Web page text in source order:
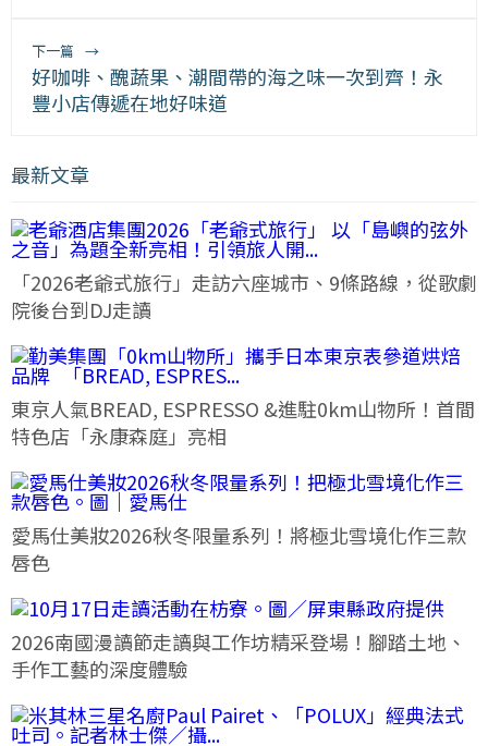
下一篇 →
好咖啡、醜蔬果、潮間帶的海之味一次到齊！永
豐小店傳遞在地好味道
最新文章
「2026老爺式旅行」走訪六座城市、9條路線，從歌劇
院後台到DJ走讀
東京人氣BREAD, ESPRESSO &進駐0km山物所！首間
特色店「永康森庭」亮相
愛馬仕美妝2026秋冬限量系列！將極北雪境化作三款
唇色
2026南國漫讀節走讀與工作坊精采登場！腳踏土地、
手作工藝的深度體驗